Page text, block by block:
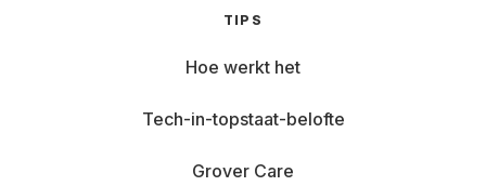
TIPS
Hoe werkt het
Tech-in-topstaat-belofte
Grover Care